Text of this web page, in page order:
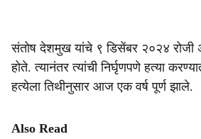
संतोष देशमुख यांचे ९ डिसेंबर २०२४
होते. त्यानंतर त्यांची निर्घृणपणे हत्या
हत्येला तिथीनुसार आज एक वर्ष पूर्ण झाले.
Also Read